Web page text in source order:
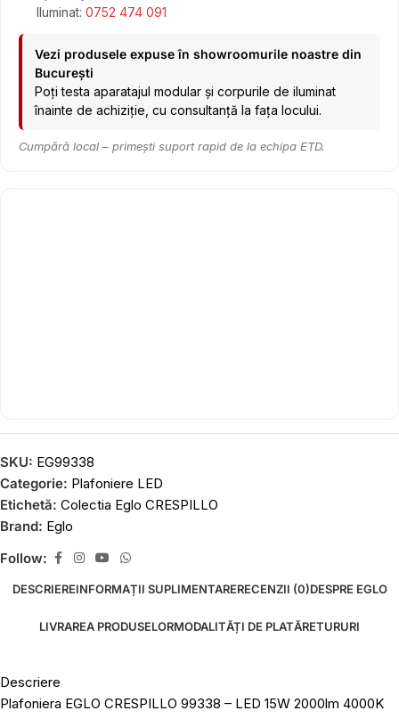
Iluminat: 0752 474 091
Vezi produsele expuse în showroomurile noastre din
București
Poți testa aparatajul modular și corpurile de iluminat
înainte de achiziție, cu consultanță la fața locului.
Cumpără local – primești suport rapid de la echipa ETD.
SKU: EG99338
Categorie: Plafoniere LED
Etichetă: Colectia Eglo CRESPILLO
Brand: Eglo
Follow:
DESCRIEREINFORMAȚII SUPLIMENTARERECENZII (0)DESPRE EGLO
LIVRAREA PRODUSELORMODALITĂȚI DE PLATĂRETURURI
Descriere
Plafoniera EGLO CRESPILLO 99338 – LED 15W 2000lm 4000K